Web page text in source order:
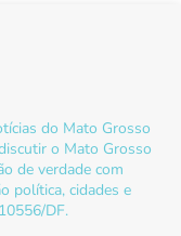
do Mato Grosso
o Mato Grosso
de verdade com
política, cidades e
DF.